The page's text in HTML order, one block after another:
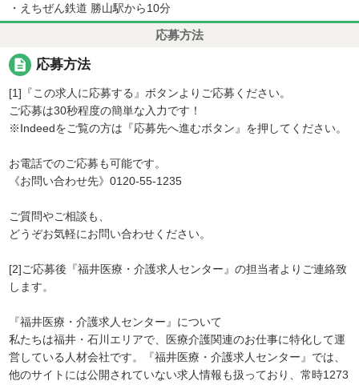
・えちぜん鉄道 勝山駅から10分
応募方法
description 応募方法
[1]『この求人に応募する』ボタンよりご応募ください。
ご応募は30秒程度の簡単な入力です！
※Indeedをご覧の方は『応募先へ進むボタン』を押してください。
お電話でのご応募も可能です。
《お問い合わせ先》0120-55-1235
ご質問やご相談も、
どうぞお気軽にお問い合わせください。
[2]ご応募後『福井医療・介護求人センター』の担当者よりご連絡致
します。
『福井医療・介護求人センター』について
私たちは福井・石川エリアで、医療介護関連のお仕事に特化して運
営している人材会社です。『福井医療・介護求人センター』では、
他のサイトには公開されていない求人情報も扱っており、常時1273